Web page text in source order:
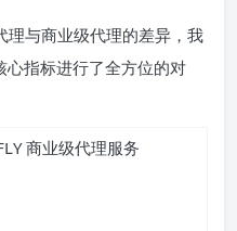
理与商业级代理的差异，我
心指标进行了全方位的对
商业级代理服务